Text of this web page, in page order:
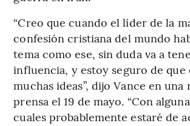
“Creo que cuando el líder de la
confesión cristiana del mundo
tema como ese, sin duda va a
influencia, y estoy seguro de
muchas ideas”, dijo Vance en una
prensa el 19 de mayo. “Con
cuales probablemente estaré de